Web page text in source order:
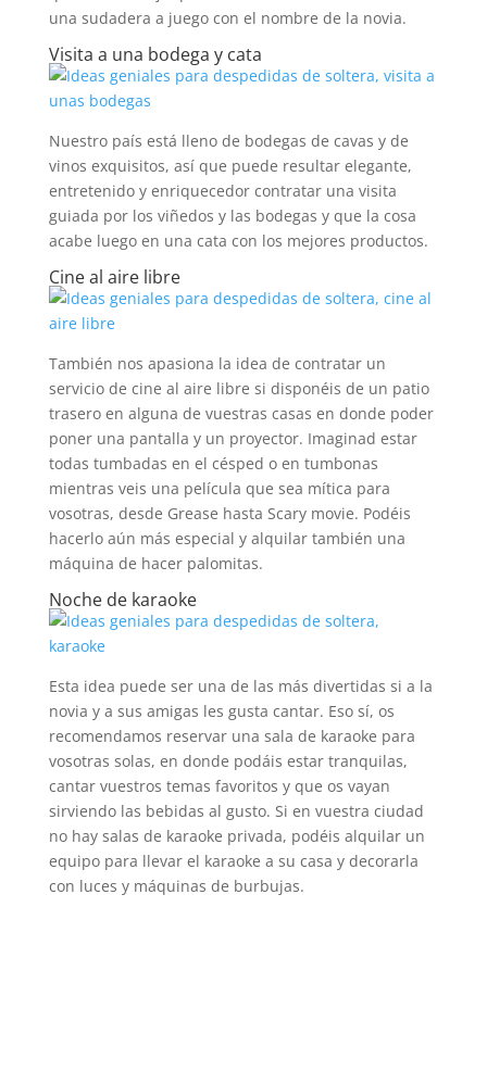
una sudadera a juego con el nombre de la novia.
Visita a una bodega y cata
Nuestro país está lleno de bodegas de cavas y de
vinos exquisitos, así que puede resultar elegante,
entretenido y enriquecedor contratar una visita
guiada por los viñedos y las bodegas y que la cosa
acabe luego en una cata con los mejores productos.
Cine al aire libre
También nos apasiona la idea de contratar un
servicio de cine al aire libre si disponéis de un patio
trasero en alguna de vuestras casas en donde poder
poner una pantalla y un proyector. Imaginad estar
todas tumbadas en el césped o en tumbonas
mientras veis una película que sea mítica para
vosotras, desde Grease hasta Scary movie. Podéis
hacerlo aún más especial y alquilar también una
máquina de hacer palomitas.
Noche de karaoke
Esta idea puede ser una de las más divertidas si a la
novia y a sus amigas les gusta cantar. Eso sí, os
recomendamos reservar una sala de karaoke para
vosotras solas, en donde podáis estar tranquilas,
cantar vuestros temas favoritos y que os vayan
sirviendo las bebidas al gusto. Si en vuestra ciudad
no hay salas de karaoke privada, podéis alquilar un
equipo para llevar el karaoke a su casa y decorarla
con luces y máquinas de burbujas.